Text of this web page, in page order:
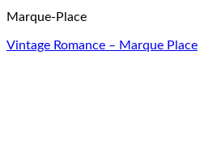
Marque-Place
Vintage Romance – Marque Place